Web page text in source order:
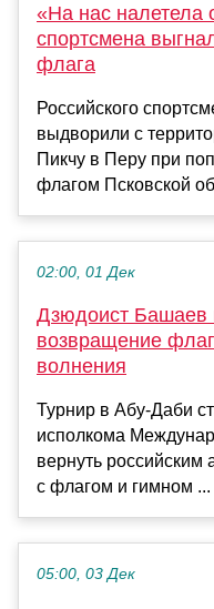
«На нас налетела
спортсмена
флага
Российского
выдворили с
Пикчу в Перу при
флагом Псковской
02:00, 01 Дек
Дзюдоист Башаев
возвращение
волнения
Турнир в Абу-Даби
исполкома
вернуть российским
с флагом и гимном ...
05:00, 03 Дек